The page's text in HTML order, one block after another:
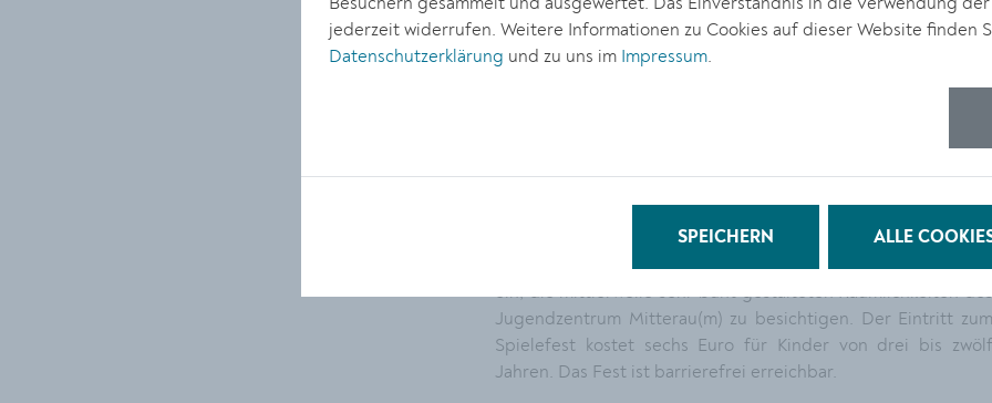
Bewegung und Kreativität. Mottogetreu werden auch einige
Tiere zum Streicheln vor Ort sein. Das Fest gibt einen
Überblick über regionale Freizeitmöglichkeiten und lädt dazu
ein, die mittlerweile sehr bunt gestalteten Räumlichkeiten des
Jugendzentrum Mitterau(m) zu besichtigen. Der Eintritt zum
Spielefest kostet sechs Euro für Kinder von drei bis zwölf
Jahren. Das Fest ist barrierefrei erreichbar.
jederzeit widerrufen. Weitere Informationen zu Cookies auf dieser Website finden
Datenschutzerklärung und zu uns im Impressum.
SPEICHERN ALLE